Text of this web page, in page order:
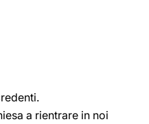
a rientrare in noi